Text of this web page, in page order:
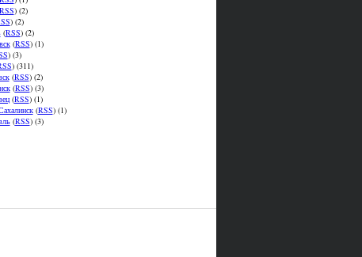
) (2)
) (2)
(RSS) (2)
(RSS) (1)
) (3)
) (311)
(RSS) (2)
(RSS) (3)
(RSS) (1)
(RSS) (1)
(RSS) (3)